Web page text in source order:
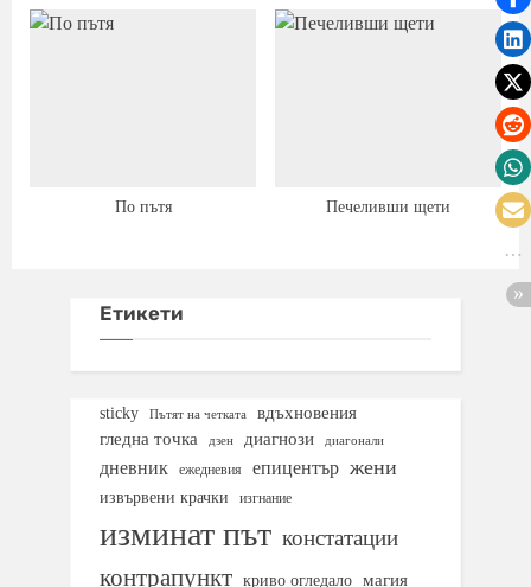
По пътя Печеливши щети
Етикети
sticky Пътят на четката
вдъхновения
гледна точка
дзен диагнози диагонали
дневник ежедневия епицентър жени
извървени крачки изгнание
изминат път констатации
контрапункт криво огледало магия